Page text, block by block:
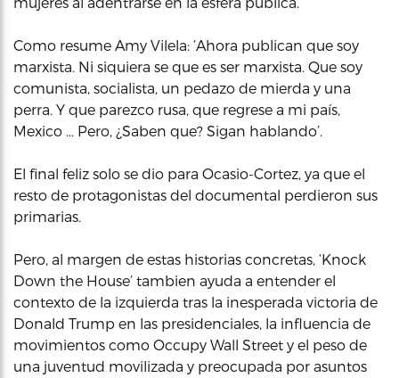
Como resume Amy Vilela: ‘Ahora publican que soy
marxista. Ni siquiera se que es ser marxista. Que soy
comunista, socialista, un pedazo de mierda y una
perra. Y que parezco rusa, que regrese a mi país,
Mexico … Pero, ¿Saben que? Sigan hablando’.
El final feliz solo se dio para Ocasio-Cortez, ya que el
resto de protagonistas del documental perdieron sus
primarias.
Pero, al margen de estas historias concretas, ‘Knock
Down the House’ tambien ayuda a entender el
contexto de la izquierda tras la inesperada victoria de
Donald Trump en las presidenciales, la influencia de
movimientos como Occupy Wall Street y el peso de
una juventud movilizada y preocupada por asuntos